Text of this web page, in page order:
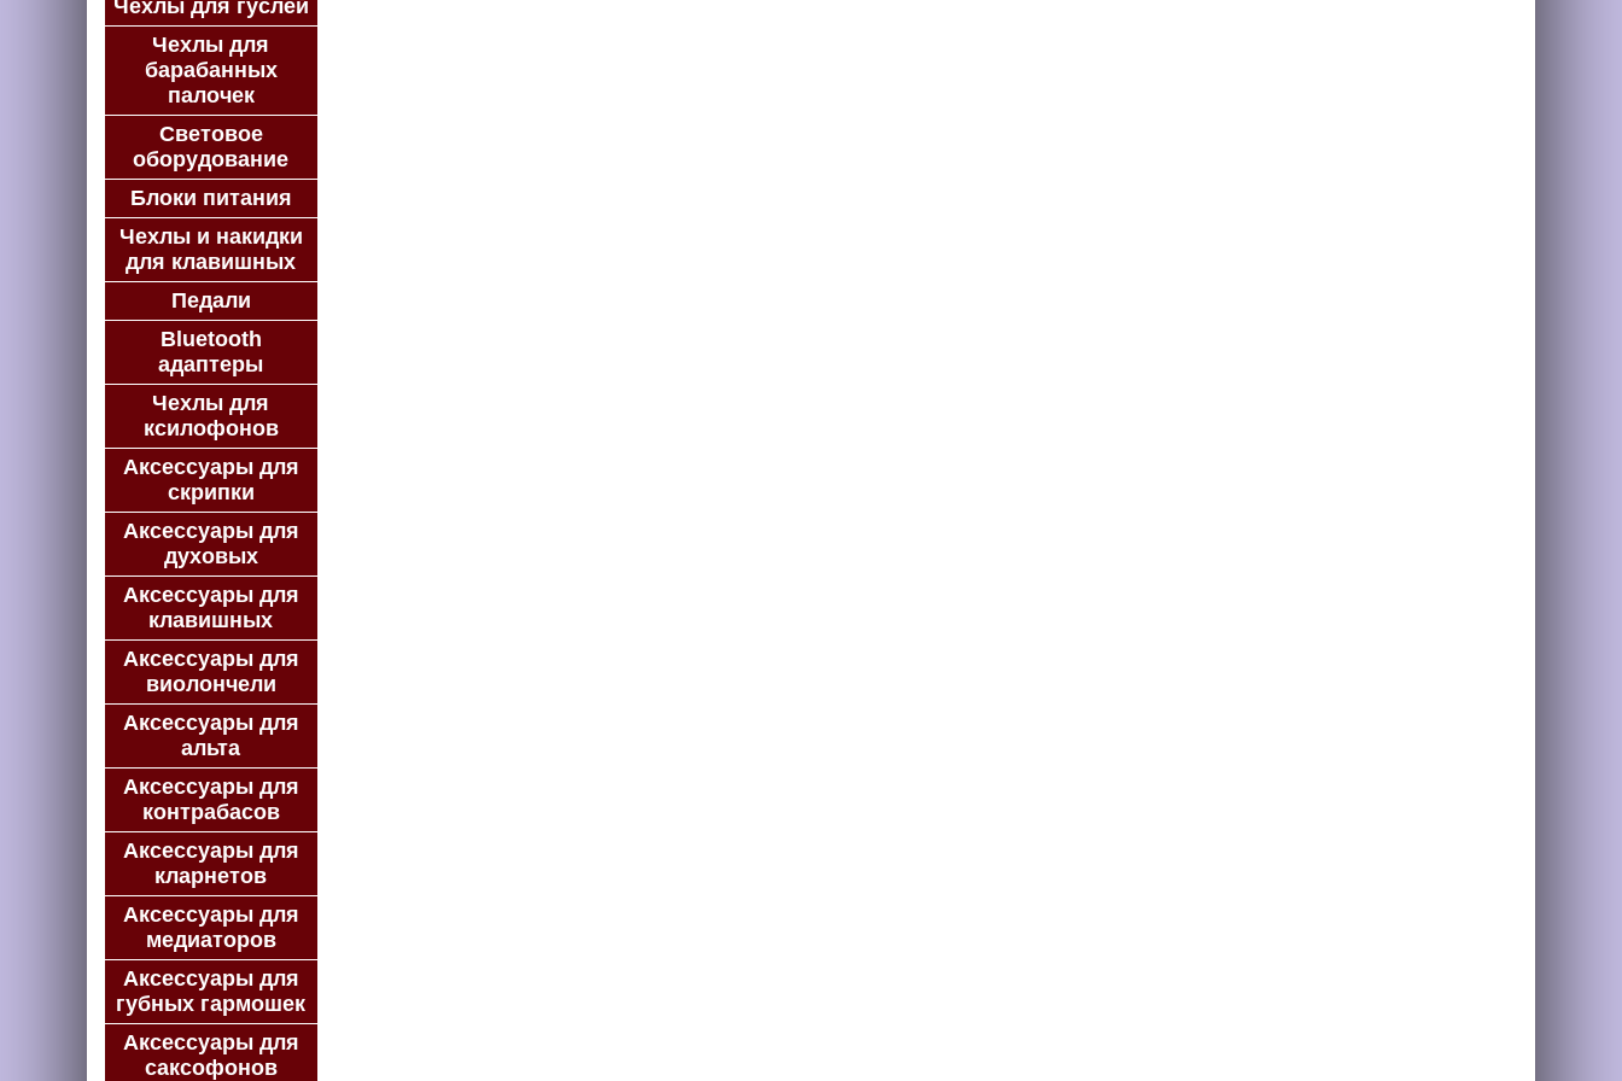
Чехлы для гуслей
Чехлы для
барабанных
палочек
Световое
оборудование
Блоки питания
Чехлы и накидки
для клавишных
Педали
Bluetooth
адаптеры
Чехлы для
ксилофонов
Аксессуары для
скрипки
Аксессуары для
духовых
Аксессуары для
клавишных
Аксессуары для
виолончели
Аксессуары для
альта
Аксессуары для
контрабасов
Аксессуары для
кларнетов
Аксессуары для
медиаторов
Аксессуары для
губных гармошек
Аксессуары для
саксофонов